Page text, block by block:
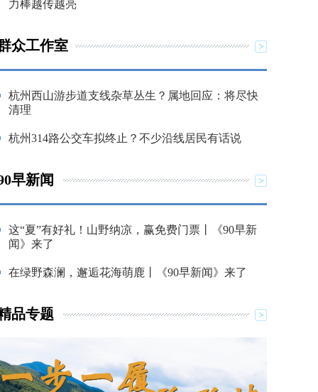
力棒越传越亮
众工作室
杭州西山游步道支线杂草丛生？属地回应：将尽快
清理
杭州314路公交车拟终止？不少沿线居民有话说
早新闻
这“夏”有好礼！山野纳凉，赢免费门票丨《90早新
闻》来了
在绿野森澜，邂逅花海萌鹿丨《90早新闻》来了
品专题